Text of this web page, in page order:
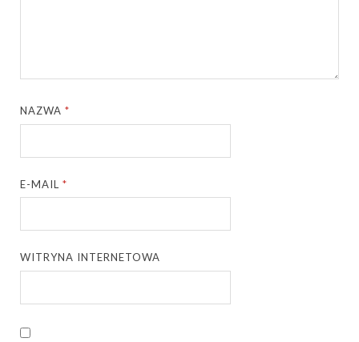
NAZWA*
E-MAIL*
WITRYNA INTERNETOWA